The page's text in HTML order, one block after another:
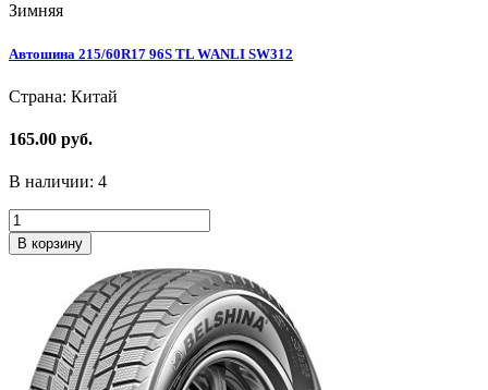
Зимняя
Автошина 215/60R17 96S TL WANLI SW312
Страна: Китай
165.00 руб.
В наличии: 4
В корзину